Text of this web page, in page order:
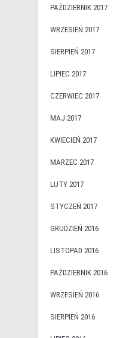
PAŹDZIERNIK 2017
WRZESIEŃ 2017
SIERPIEŃ 2017
LIPIEC 2017
CZERWIEC 2017
MAJ 2017
KWIECIEŃ 2017
MARZEC 2017
LUTY 2017
STYCZEŃ 2017
GRUDZIEŃ 2016
LISTOPAD 2016
PAŹDZIERNIK 2016
WRZESIEŃ 2016
SIERPIEŃ 2016